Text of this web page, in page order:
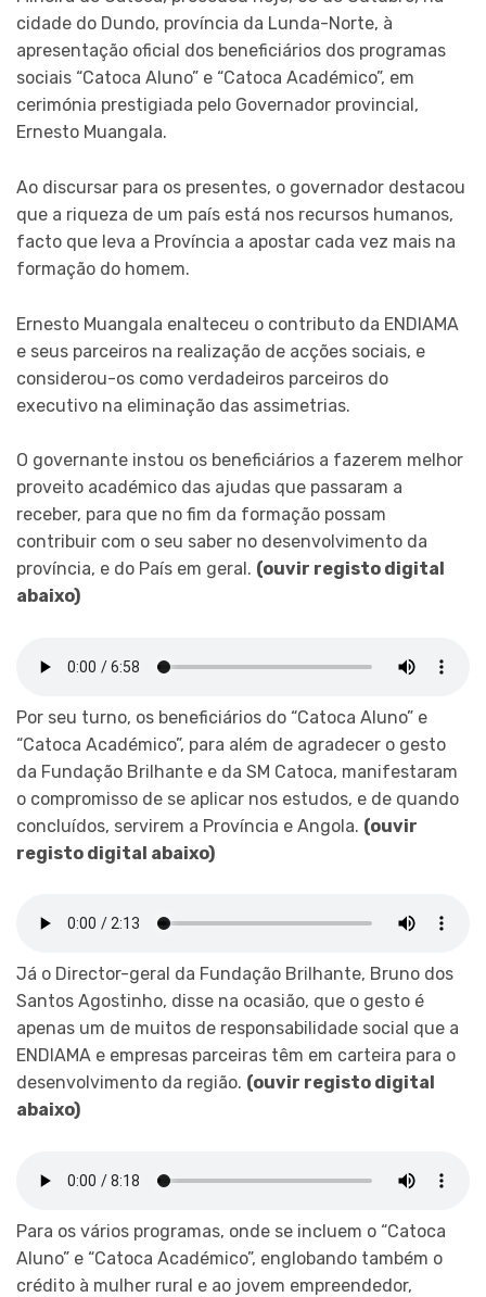
cidade do Dundo, província da Lunda-Norte, à
apresentação oficial dos beneficiários dos programas
sociais “Catoca Aluno” e “Catoca Académico”, em
cerimónia prestigiada pelo Governador provincial,
Ernesto Muangala.
Ao discursar para os presentes, o governador destacou
que a riqueza de um país está nos recursos humanos,
facto que leva a Província a apostar cada vez mais na
formação do homem.
Ernesto Muangala enalteceu o contributo da ENDIAMA
e seus parceiros na realização de acções sociais, e
considerou-os como verdadeiros parceiros do
executivo na eliminação das assimetrias.
O governante instou os beneficiários a fazerem melhor
proveito académico das ajudas que passaram a
receber, para que no fim da formação possam
contribuir com o seu saber no desenvolvimento da
província, e do País em geral. (ouvir registo digital
abaixo)
Por seu turno, os beneficiários do “Catoca Aluno” e
“Catoca Académico”, para além de agradecer o gesto
da Fundação Brilhante e da SM Catoca, manifestaram
o compromisso de se aplicar nos estudos, e de quando
concluídos, servirem a Província e Angola. (ouvir
registo digital abaixo)
Já o Director-geral da Fundação Brilhante, Bruno dos
Santos Agostinho, disse na ocasião, que o gesto é
apenas um de muitos de responsabilidade social que a
ENDIAMA e empresas parceiras têm em carteira para o
desenvolvimento da região. (ouvir registo digital
abaixo)
Para os vários programas, onde se incluem o “Catoca
Aluno” e “Catoca Académico”, englobando também o
crédito à mulher rural e ao jovem empreendedor,